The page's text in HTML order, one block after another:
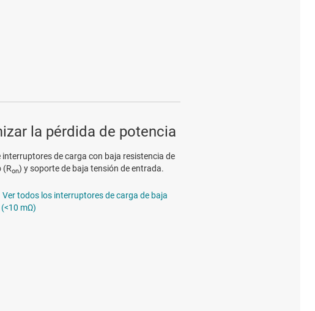
la pérdida de potencia
interruptores de carga con baja resistencia de
(Ron) y soporte de baja tensión de entrada.
Ver todos los interruptores de carga de baja
mΩ)